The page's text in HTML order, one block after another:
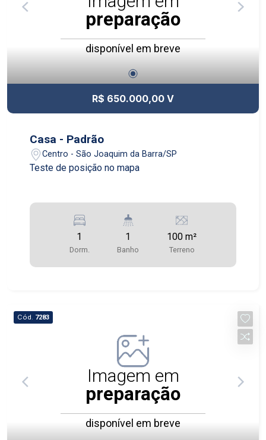
preparação
disponível em breve
R$ 650.000,00 V
Casa - Padrão
Centro - São Joaquim da Barra/SP
Teste de posição no mapa
1
Dorm.
1
Banho
100 m²
Terreno
Cód. 7283
Imagem em
preparação
disponível em breve